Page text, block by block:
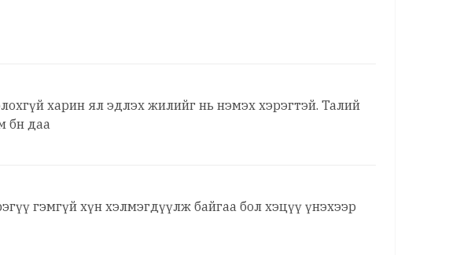
харин ял эдлэх жилийг нь нэмэх хэрэгтэй. Талий
бн даа
гэмгүй хүн хэлмэгдүүлж байгаа бол хэцүү үнэхээр